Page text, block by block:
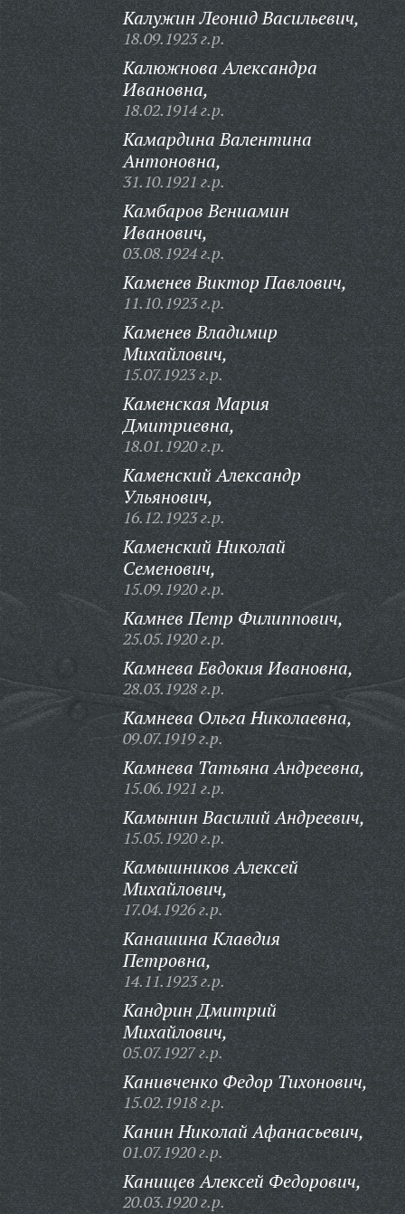
Калужин Леонид Васильевич,
18.09.1923 г.р.
Калюжнова Александра
Ивановна,
18.02.1914 г.р.
Камардина Валентина
Антоновна,
31.10.1921 г.р.
Камбаров Вениамин
Иванович,
03.08.1924 г.р.
Каменев Виктор Павлович,
11.10.1923 г.р.
Каменев Владимир
Михайлович,
15.07.1923 г.р.
Каменская Мария
Дмитриевна,
18.01.1920 г.р.
Каменский Александр
Ульянович,
16.12.1923 г.р.
Каменский Николай
Семенович,
15.09.1920 г.р.
Камнев Петр Филиппович,
25.05.1920 г.р.
Камнева Евдокия Ивановна,
28.03.1928 г.р.
Камнева Ольга Николаевна,
09.07.1919 г.р.
Камнева Татьяна Андреевна,
15.06.1921 г.р.
Камынин Василий Андреевич,
15.05.1920 г.р.
Камышников Алексей
Михайлович,
17.04.1926 г.р.
Канашина Клавдия
Петровна,
14.11.1923 г.р.
Кандрин Дмитрий
Михайлович,
05.07.1927 г.р.
Канивченко Федор Тихонович,
15.02.1918 г.р.
Канин Николай Афанасьевич,
01.07.1920 г.р.
Канищев Алексей Федорович,
20.03.1920 г.р.